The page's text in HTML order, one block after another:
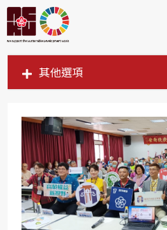
其他選項
SDG1
SDG3
SDG4
SDG5
SDG6